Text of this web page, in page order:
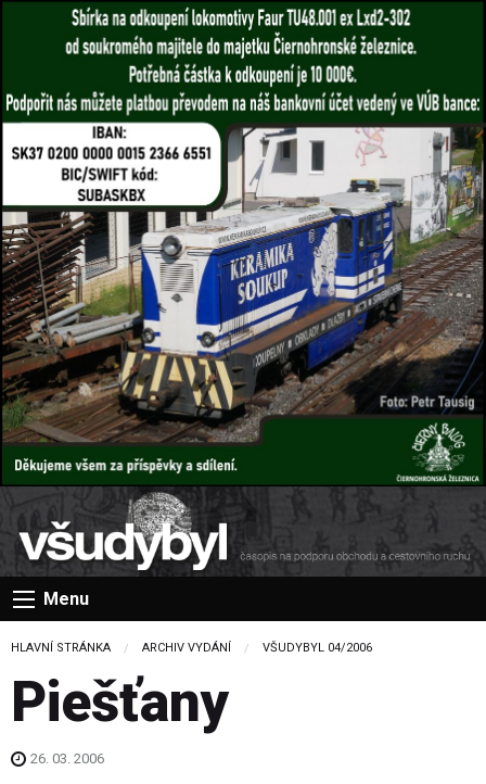
Menu
HLAVNÍ STRÁNKA ARCHIV VYDÁNÍ VŠUDYBYL 04/2006
Piešťany
26. 03. 2006